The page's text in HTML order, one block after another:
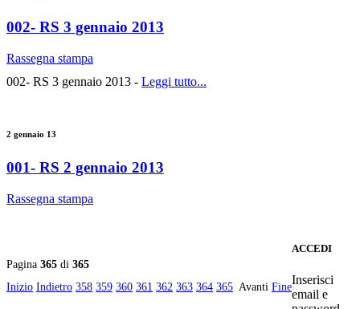
002- RS 3 gennaio 2013
Rassegna stampa
002- RS 3 gennaio 2013 - Leggi tutto...
2 gennaio 13
001- RS 2 gennaio 2013
Rassegna stampa
Pagina 365 di 365
Inizio Indietro 358 359 360 361 362 363 364 365 Avanti Fine
ACCEDI
Inserisci
email e